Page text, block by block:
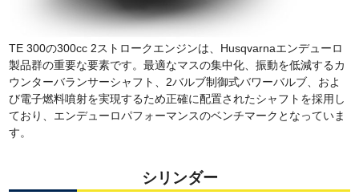
TE 300の300cc 2ストロークエンジンは、Husqvarnaエンデューロ
製品群の重要な要素です。最適なマスの集中化、振動を低減するカ
ウンターバランサーシャフト、2バルブ制御式バワーバルブ、およ
び電子燃料噴射を実現するため正確に配置されたシャフトを採用し
ており、エンデューロパフォーマンスのベンチマークとなっていま
す。
シリンダー